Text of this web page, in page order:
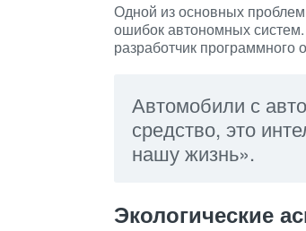
Одной из основных проблем
ошибок автономных систем.
разработчик программного
Автомобили с
средство, это
нашу жизнь».
Экологические